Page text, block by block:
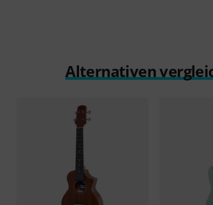
Alternativen